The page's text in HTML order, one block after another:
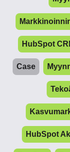
HubSpot
Case
HubSpot